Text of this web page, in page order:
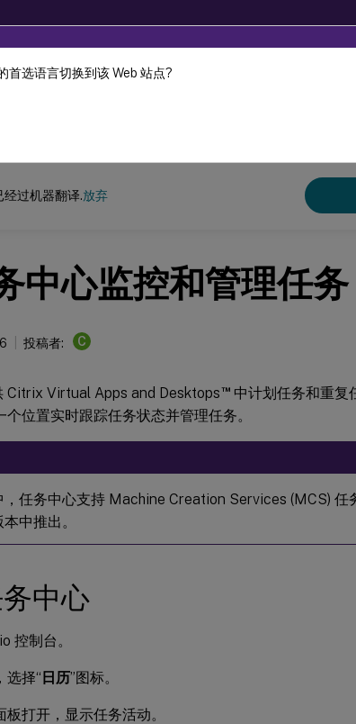
动态翻译。
经过机器翻译.放弃
中心监控和管理任务
投稿者: C
Citrix Virtual Apps and Desktops™中计划任务和重复
位置实时跟踪任务状态并管理任务。
，任务中心支持 Machine Creation Services (MCS) 任
中推出。
中心
控制台。
选择“ 日历”图标。
板打开，显示任务活动。
首选语言切换到该 Web 站点?